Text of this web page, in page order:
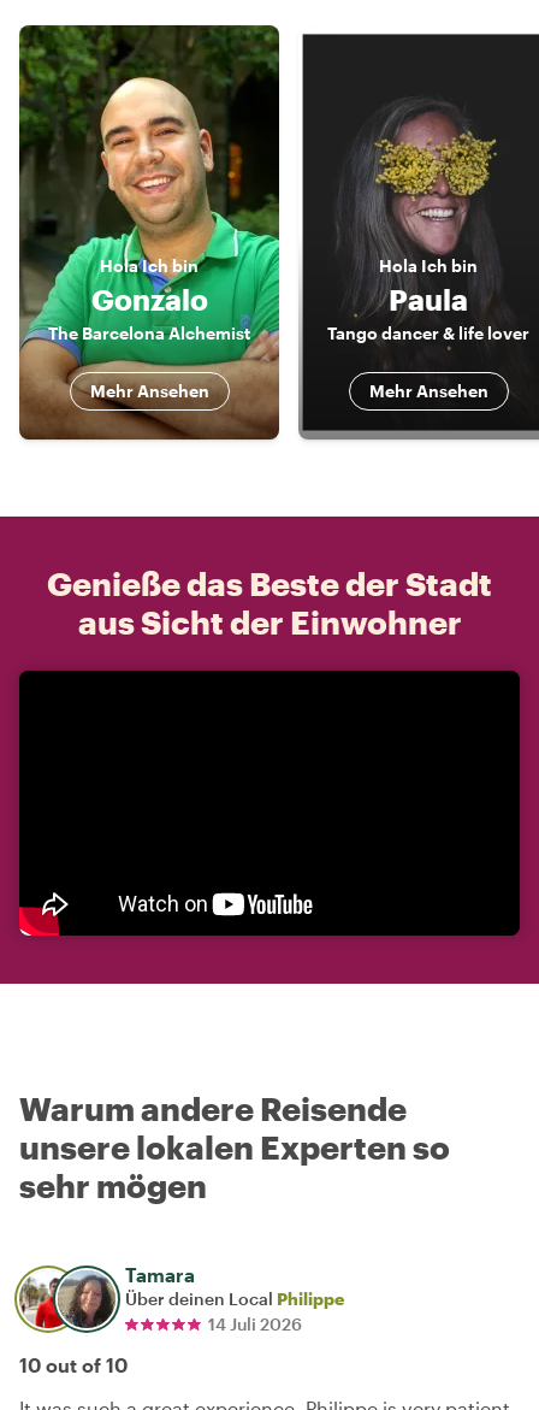
HolaIch bin
Gonzalo
The Barcelona Alchemist
Mehr Ansehen
Hola Ich bin
Paula
Tango dancer & life lover
Mehr Ansehen
Genieße das Beste der Stadt
aus Sicht der Einwohner
Warum andere Reisende
unsere lokalen Experten so
sehr mögen
Tamara
Über deinen Local Philippe
14 Juli 2026
10 out of 10